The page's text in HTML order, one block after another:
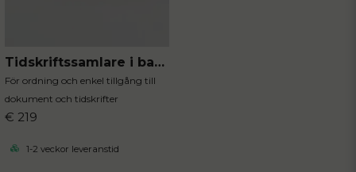
Tidskriftssamlare i bambu
För ordning och enkel tillgång till
dokument och tidskrifter
€ 219
1-2 veckor leveranstid